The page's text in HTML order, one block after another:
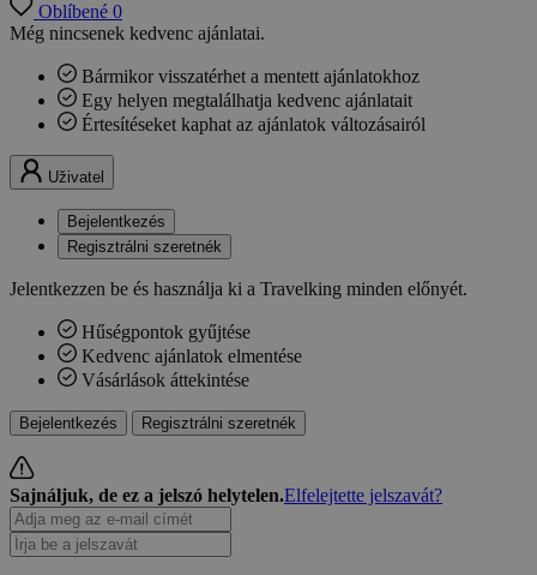
Oblíbené 0
Még nincsenek kedvenc ajánlatai.
Bármikor visszatérhet a mentett ajánlatokhoz
Egy helyen megtalálhatja kedvenc ajánlatait
Értesítéseket kaphat az ajánlatok változásairól
Uživatel
Bejelentkezés
Regisztrálni szeretnék
Jelentkezzen be és használja ki a Travelking minden előnyét.
Hűségpontok gyűjtése
Kedvenc ajánlatok elmentése
Vásárlások áttekintése
Bejelentkezés Regisztrálni szeretnék
Sajnáljuk, de ez a jelszó helytelen.Elfelejtette jelszavát?